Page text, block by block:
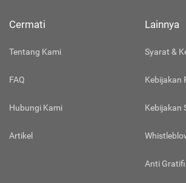
Cermati
Tentang Kami
FAQ
Hubungi Kami
Artikel
Lainnya
Syarat &
Kebijakan
Kebijakan
Anti